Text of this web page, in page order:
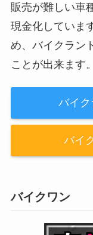
販売が難しい車
現金化していま
め、バイクラン
ことが出来ます。
バイク
バイ
バイクワン